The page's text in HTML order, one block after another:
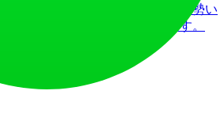
のを愛するコミュニティと共に勢い
ローンチプラットフォームです。